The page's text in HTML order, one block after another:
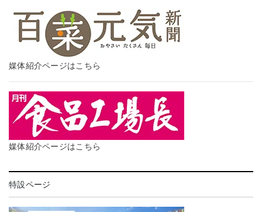
媒体紹介ページはこちら
媒体紹介ページはこちら
特設ページ